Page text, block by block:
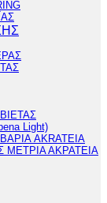
Light)
AKRATEIA
ΜΕΤΡΙΑ ΑΚΡΑΤΕΙΑ